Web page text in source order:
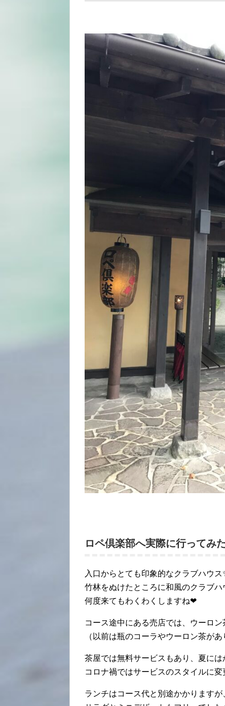
ロペ倶楽部へ実際に行ってみ
入口からとても印象的なクラブハウス
竹林をぬけたところに和風のクラブハ
何度来てもわくわくしますね❤
コース途中にある売店では、ウーロ
（以前は瓶のコーラやウーロン茶が
茶屋では無料サービスもあり、夏に
コロナ禍ではサービスのスタイルに
ランチはコース代と別途かかります